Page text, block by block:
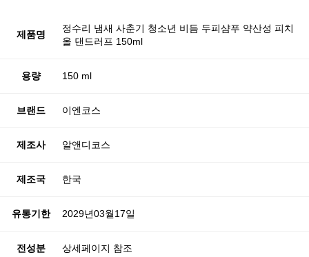
제품명
정수리 냄새 사춘기 청소년 비듬 두피샴푸 약산성 피치
올 댄드러프 150ml
용량 150 ml
브랜드 이엔코스
제조사 알앤디코스
제조국 한국
유통기한 2029년03월17일
전성분 상세페이지 참조